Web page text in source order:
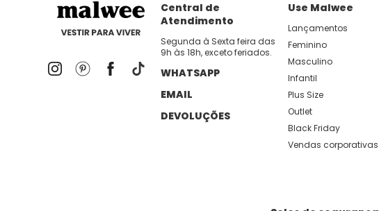
Central de
Atendimento
Segunda à Sexta feira das
9h às 18h, exceto feriados.
WHATSAPP
EMAIL
DEVOLUÇÕES
Use Malwee
Lançamentos
Feminino
Masculino
Infantil
Plus Size
Outlet
Black Friday
Vendas corporativas